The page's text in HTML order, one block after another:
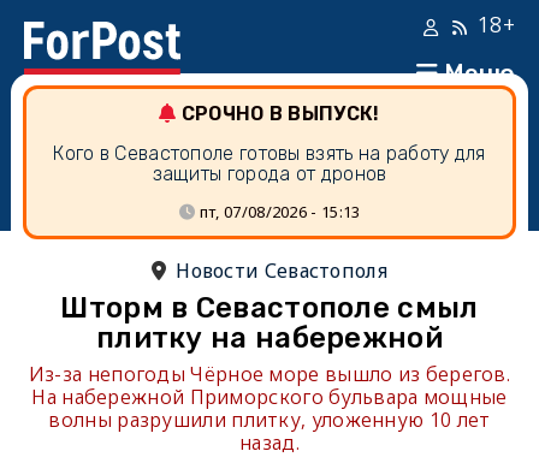
Меню
18+
СРОЧНО В ВЫПУСК!
Кого в Севастополе готовы взять на работу для
защиты города от дронов
пт, 07/08/2026 - 15:13
Новости Севастополя
Шторм в Севастополе смыл
плитку на набережной
Из-за непогоды Чёрное море вышло из берегов.
На набережной Приморского бульвара мощные
волны разрушили плитку, уложенную 10 лет
назад.